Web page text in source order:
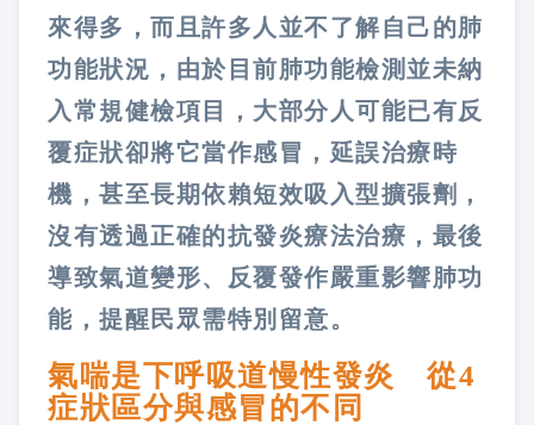
來得多，而且許多人並不了解自己的肺
功能狀況，由於目前肺功能檢測並未納
入常規健檢項目，大部分人可能已有反
覆症狀卻將它當作感冒，延誤治療時
機，甚至長期依賴短效吸入型擴張劑，
沒有透過正確的抗發炎療法治療，最後
導致氣道變形、反覆發作嚴重影響肺功
能，提醒民眾需特別留意。
氣喘是下呼吸道慢性發炎 從4
症狀區分與感冒的不同